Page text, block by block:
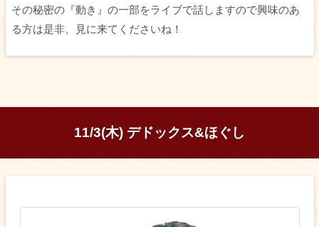
その秘密の『動き』の一部をライブで話しますので興味のあ
る方は是非、見に来てくださいね！
11/3(木) デドックス&ほぐし